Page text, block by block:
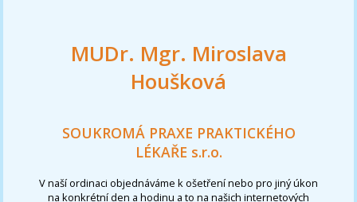
MUDr. Mgr. Miroslava
Houšková
SOUKROMÁ PRAXE PRAKTICKÉHO
LÉKAŘE s.r.o.
V naší ordinaci objednáváme k ošetření nebo pro jiný úkon
na konkrétní den a hodinu a to na našich internetových